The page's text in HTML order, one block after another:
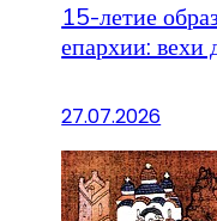
15-летие
епархии: вехи
27.07.2026